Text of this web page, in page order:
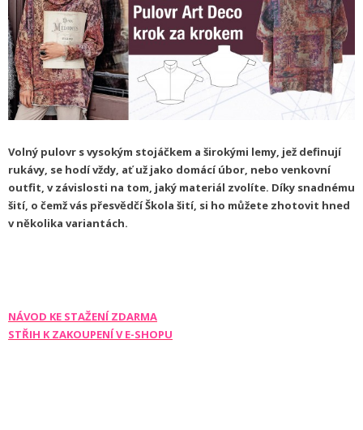
Volný pulovr s vysokým stojáčkem a širokými lemy, jež definují
rukávy, se hodí vždy, ať už jako domácí úbor, nebo venkovní
outfit, v závislosti na tom, jaký materiál zvolíte. Díky snadnému
šití, o čemž vás přesvědčí Škola šití, si ho můžete zhotovit hned
v několika variantách.
NÁVOD KE STAŽENÍ ZDARMA
STŘIH K ZAKOUPENÍ V E-SHOPU